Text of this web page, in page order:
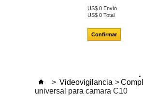
US$ 0 Envío
US$ 0 Total
Confirmar
> Videovigilancia >
universal para camara C10